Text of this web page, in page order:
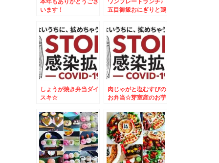
います！
五目御飯おにぎりと鶏
しょうが焼き弁当ダイ
スキ☆
肉じゃがと塩むすびの
お弁当☆芽室産のお芋
～＾＾